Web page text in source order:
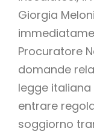
Giorgia
Procuratore
domande
legge
entrare
soggiorno